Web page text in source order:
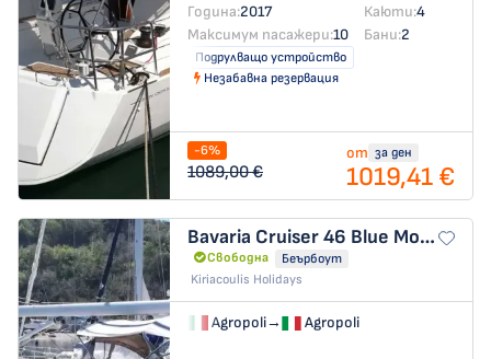
Година:2017 Каюти:4
Максимум пасажери:10 Бани:2
Подрулващо устройство
Незабавна резервация
-6%
1089,00 €
от за ден
1019,41 €
Bavaria Cruiser 46 Blue Moon
Свободна
Беърбоут
Kiriacoulis Holidays
Agropoli→ Agropoli